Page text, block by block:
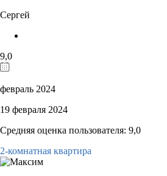
Сергей
9,0
февраль 2024
19 февраля 2024
Средняя оценка пользователя: 9,0
2-комнатная квартира